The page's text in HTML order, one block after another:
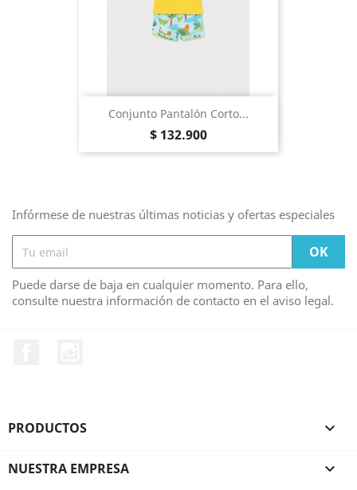
Conjunto Pantalón Corto...
Precio
$ 132.900
Infórmese de nuestras últimas noticias y ofertas especiales
Puede darse de baja en cualquier momento. Para ello,
consulte nuestra información de contacto en el aviso legal.
PRODUCTOS 
NUESTRA EMPRESA 